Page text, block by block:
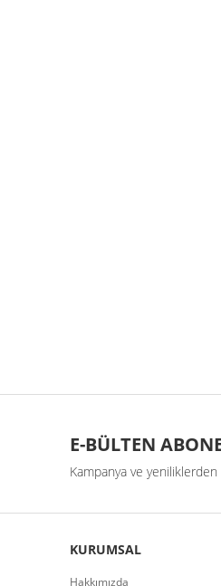
E-BÜLTEN
Kampanya ve
KURUMSAL
Hakkımızda